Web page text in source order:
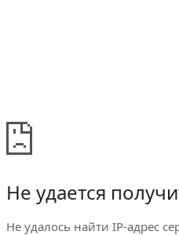
Не удается
Не удалось найти IP-адрес